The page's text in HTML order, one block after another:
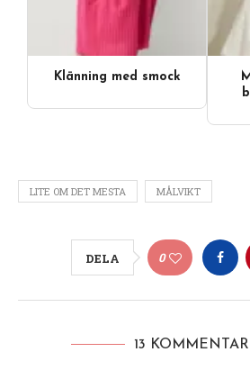
Videoinnehåll
Klänning med smock
LITE OM DET MESTA MÅLVIKT
DELA 0
13